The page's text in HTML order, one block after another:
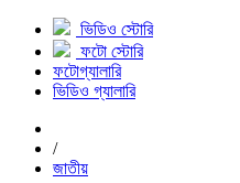
ভিডিও স্টোরি
ফটো স্টোরি
ফটোগ্যালারি
ভিডিও গ্যালারি
/
জাতীয়